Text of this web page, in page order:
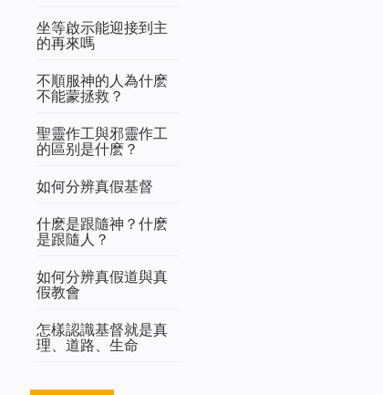
坐等啟示能迎接到主
的再來嗎
不順服神的人為什麽
不能蒙拯救？
聖靈作工與邪靈作工
的區别是什麽？
如何分辨真假基督
什麽是跟隨神？什麽
是跟隨人？
如何分辨真假道與真
假教會
怎樣認識基督就是真
理、道路、生命